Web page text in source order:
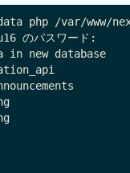
php /var/www/
のパスワード:
in new database